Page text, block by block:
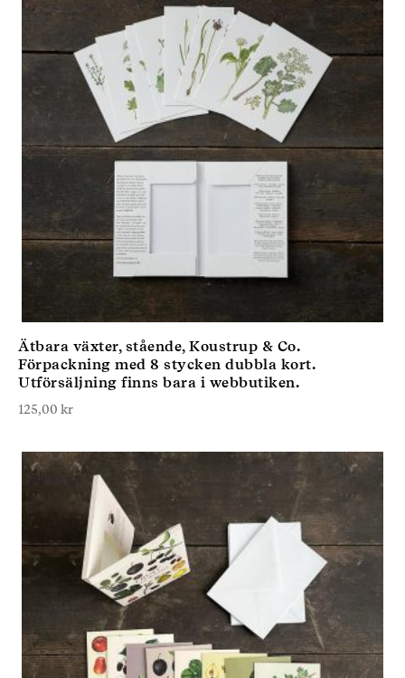
Ätbara växter, stående, Koustrup & Co.
Förpackning med 8 stycken dubbla kort.
Utförsäljning finns bara i webbutiken.
125,00 kr